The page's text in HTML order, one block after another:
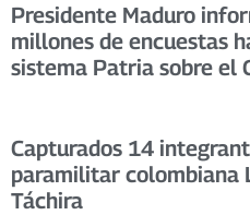
Presidente Maduro
millones de encuestas
sistema Patria sobre el
Capturados 14
paramilitar colombiana
Táchira